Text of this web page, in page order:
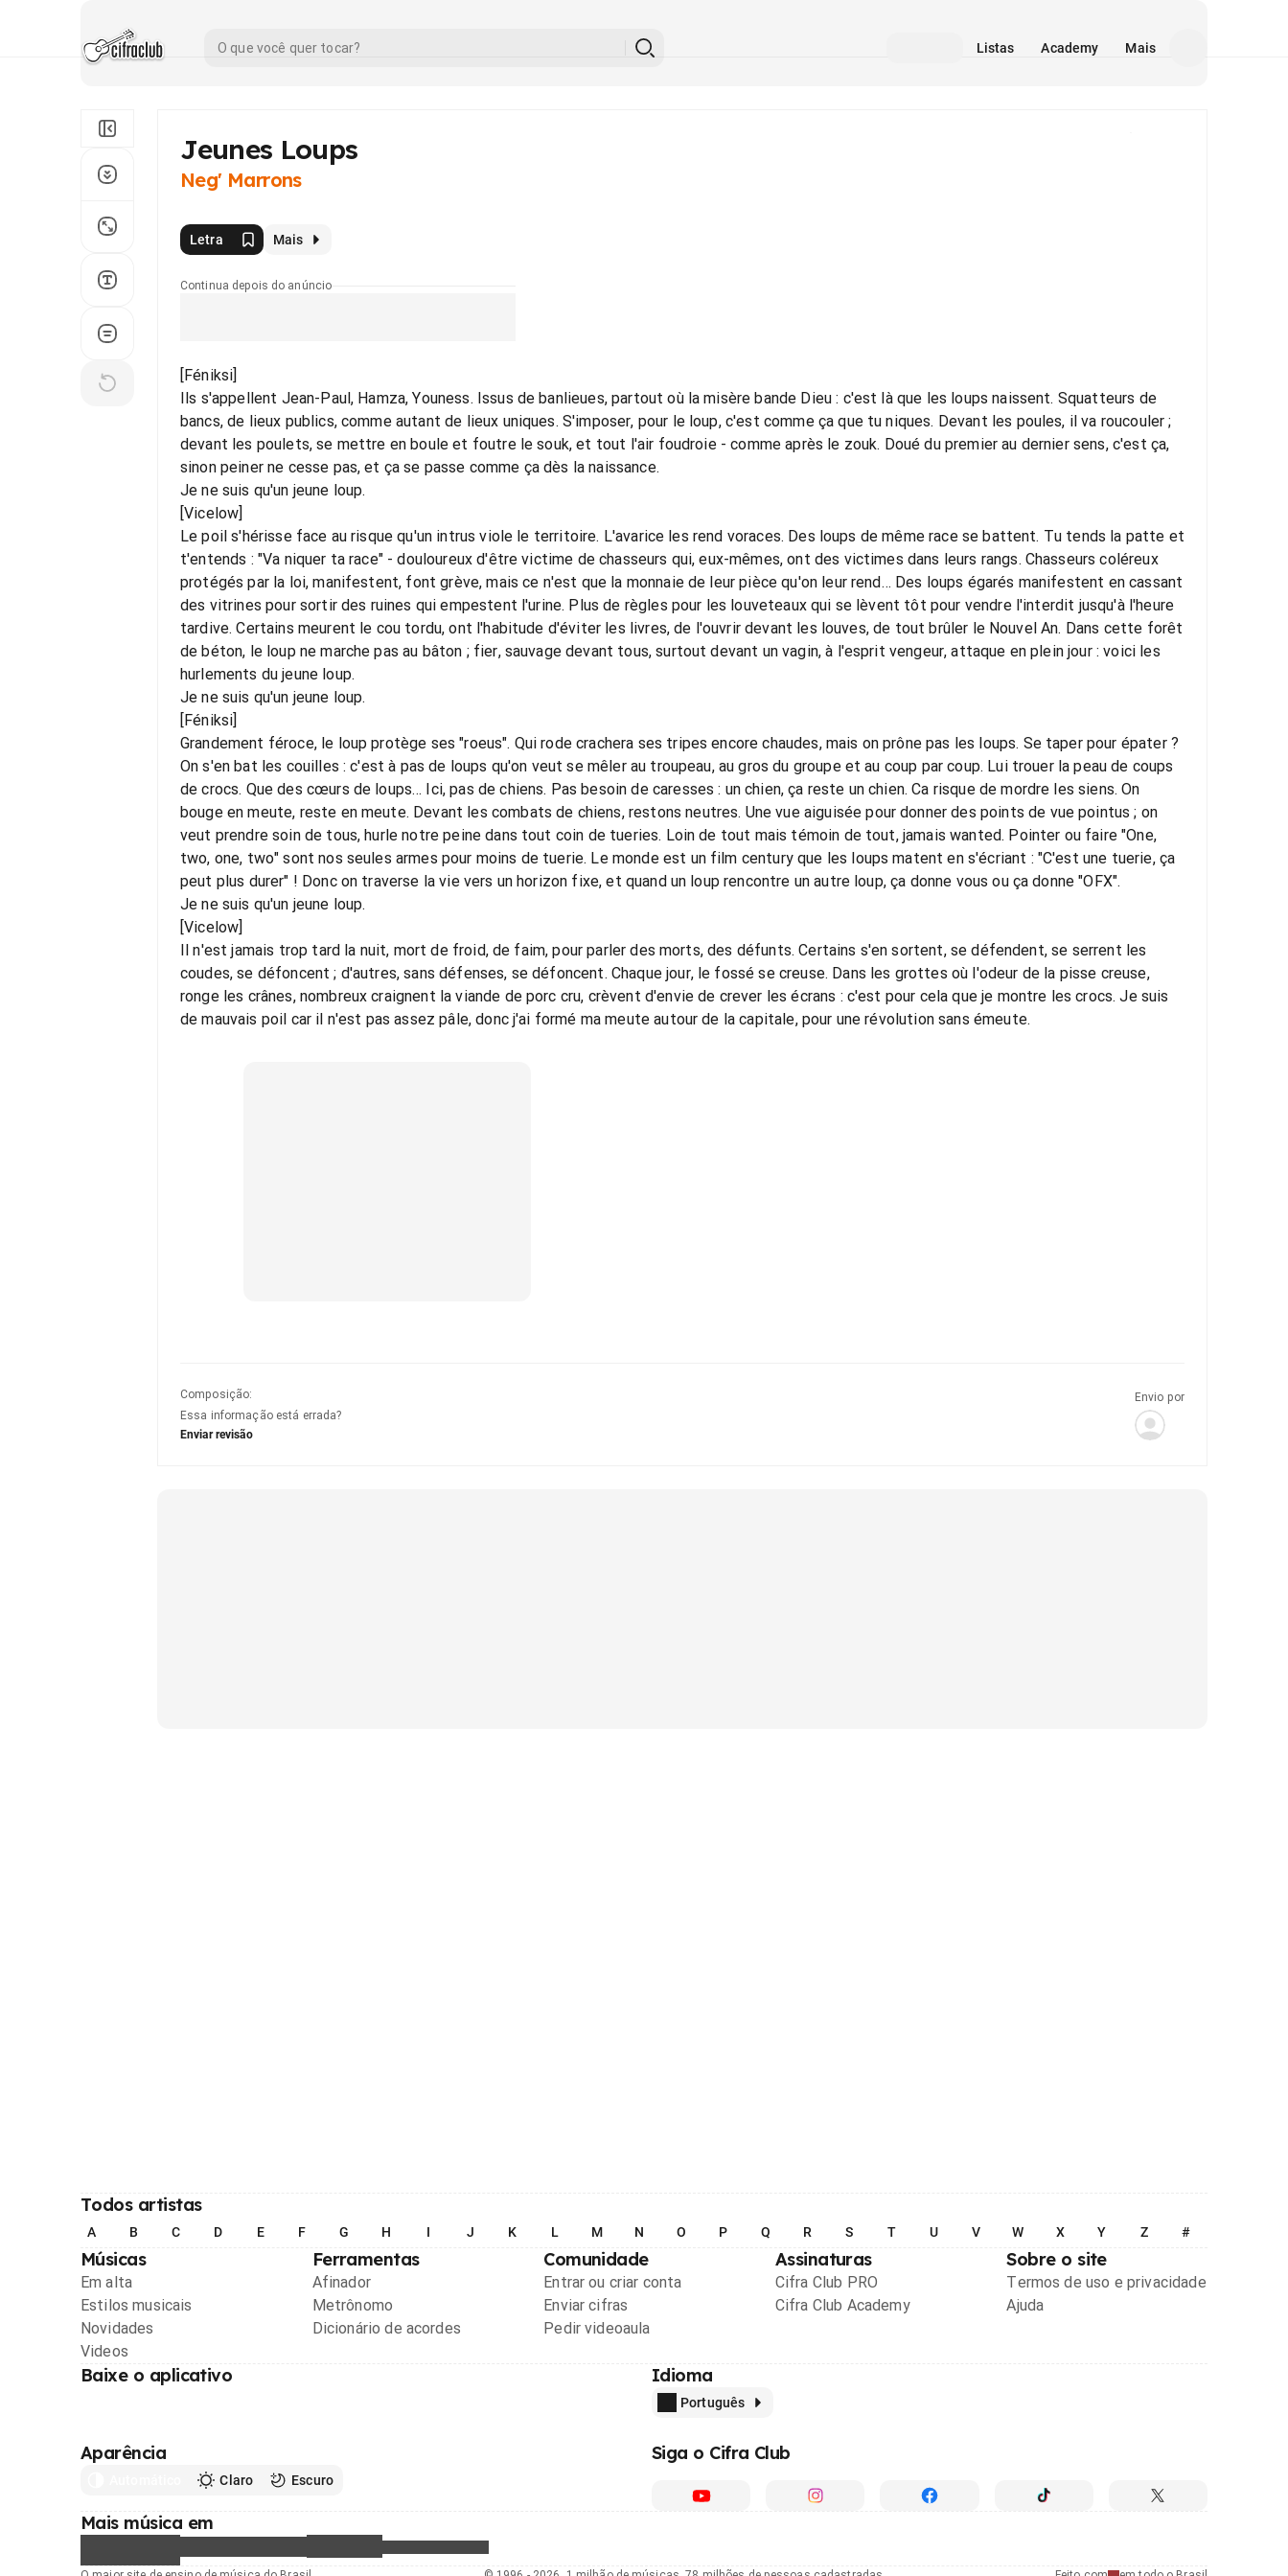
Listas Academy Mais
Jeunes Loups
Neg' Marrons
Letra Mais
Continua depois do anúncio
[Féniksi]
Ils s'appellent Jean-Paul, Hamza, Youness. Issus de banlieues, partout où la misère bande Dieu : c'est là que les loups naissent. Squatteurs de
bancs, de lieux publics, comme autant de lieux uniques. S'imposer, pour le loup, c'est comme ça que tu niques. Devant les poules, il va roucouler ;
devant les poulets, se mettre en boule et foutre le souk, et tout l'air foudroie - comme après le zouk. Doué du premier au dernier sens, c'est ça,
sinon peiner ne cesse pas, et ça se passe comme ça dès la naissance.
Je ne suis qu'un jeune loup.
[Vicelow]
Le poil s'hérisse face au risque qu'un intrus viole le territoire. L'avarice les rend voraces. Des loups de même race se battent. Tu tends la patte et
t'entends : "Va niquer ta race" - douloureux d'être victime de chasseurs qui, eux-mêmes, ont des victimes dans leurs rangs. Chasseurs coléreux
protégés par la loi, manifestent, font grève, mais ce n'est que la monnaie de leur pièce qu'on leur rend… Des loups égarés manifestent en cassant
des vitrines pour sortir des ruines qui empestent l'urine. Plus de règles pour les louveteaux qui se lèvent tôt pour vendre l'interdit jusqu'à l'heure
tardive. Certains meurent le cou tordu, ont l'habitude d'éviter les livres, de l'ouvrir devant les louves, de tout brûler le Nouvel An. Dans cette forêt
de béton, le loup ne marche pas au bâton ; fier, sauvage devant tous, surtout devant un vagin, à l'esprit vengeur, attaque en plein jour : voici les
hurlements du jeune loup.
Je ne suis qu'un jeune loup.
[Féniksi]
Grandement féroce, le loup protège ses "roeus". Qui rode crachera ses tripes encore chaudes, mais on prône pas les loups. Se taper pour épater ?
On s'en bat les couilles : c'est à pas de loups qu'on veut se mêler au troupeau, au gros du groupe et au coup par coup. Lui trouer la peau de coups
de crocs. Que des cœurs de loups… Ici, pas de chiens. Pas besoin de caresses : un chien, ça reste un chien. Ca risque de mordre les siens. On
bouge en meute, reste en meute. Devant les combats de chiens, restons neutres. Une vue aiguisée pour donner des points de vue pointus ; on
veut prendre soin de tous, hurle notre peine dans tout coin de tueries. Loin de tout mais témoin de tout, jamais wanted. Pointer ou faire "One,
two, one, two" sont nos seules armes pour moins de tuerie. Le monde est un film century que les loups matent en s'écriant : "C'est une tuerie, ça
peut plus durer" ! Donc on traverse la vie vers un horizon fixe, et quand un loup rencontre un autre loup, ça donne vous ou ça donne "OFX".
Je ne suis qu'un jeune loup.
[Vicelow]
Il n'est jamais trop tard la nuit, mort de froid, de faim, pour parler des morts, des défunts. Certains s'en sortent, se défendent, se serrent les
coudes, se défoncent ; d'autres, sans défenses, se défoncent. Chaque jour, le fossé se creuse. Dans les grottes où l'odeur de la pisse creuse,
ronge les crânes, nombreux craignent la viande de porc cru, crèvent d'envie de crever les écrans : c'est pour cela que je montre les crocs. Je suis
de mauvais poil car il n'est pas assez pâle, donc j'ai formé ma meute autour de la capitale, pour une révolution sans émeute.
Composição:
Essa informação está errada?
Enviar revisão
Envio por
Todos artistas
A B C D E F G H I J K L M N O P Q R S T U V W X Y Z #
Músicas
Em alta
Estilos musicais
Novidades
Videos
Ferramentas
Afinador
Metrônomo
Dicionário de acordes
Comunidade
Entrar ou criar conta
Enviar cifras
Pedir videoaula
Assinaturas
Cifra Club PRO
Cifra Club Academy
Sobre o site
Termos de uso e privacidade
Ajuda
Baixe o aplicativo Idioma
Português
Aparência
Claro Escuro
Siga o Cifra Club
Mais música em